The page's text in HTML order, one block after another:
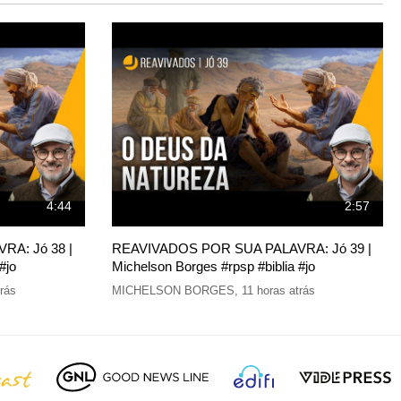
4:44
Jó 38 |
2:57
REAVIVADOS POR SUA PALAVRA: Jó 39 |
Michelson Borges #rpsp #biblia #jo
MICHELSON BORGES 11 horas atrás